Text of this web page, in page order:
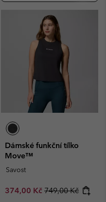
Dámské funkční tílko
Move™
Savost
Sale price:
374,00 Kč Regular price:
749,00 Kč